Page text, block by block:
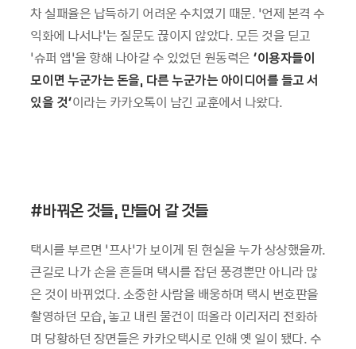
차 실패율은 납득하기 어려운 수치였기 때문. ‘언제 본격 수
익화에 나서냐’는 질문도 끊이지 않았다. 모든 것을 딛고
‘슈퍼 앱’을 향해 나아갈 수 있었던 원동력은 ‘이용자들이
모이면 누군가는 돈을, 다른 누군가는 아이디어를 들고 서
있을 것’이라는 카카오톡이 남긴 교훈에서 나왔다.
#바꿔온 것들,만들어 갈 것들
택시를 부르면 ‘프사’가 보이게 된 현실을 누가 상상했을까.
큰길로 나가 손을 흔들며 택시를 잡던 풍경뿐만 아니라 많
은 것이 바뀌었다. 소중한 사람을 배웅하며 택시 번호판을
촬영하던 모습, 놓고 내린 물건이 떠올라 이리저리 전화하
며 당황하던 장면들은 카카오택시로 인해 옛 일이 됐다. 수